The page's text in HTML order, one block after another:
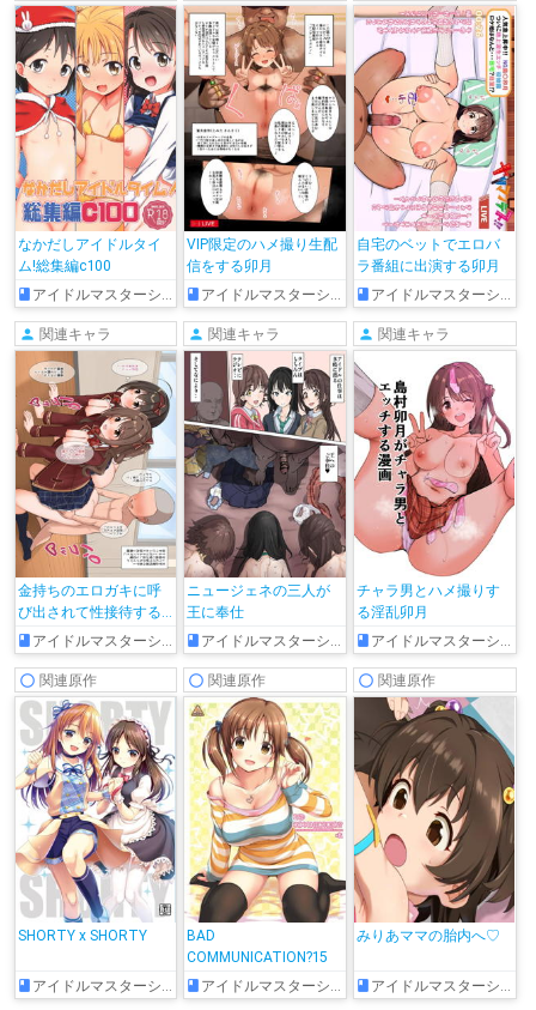
なかだしアイドルタイ
ム!総集編c100
アイドルマスターシンデレラガールズ
VIP限定のハメ撮り生配
信をする卯月
アイドルマスターシンデレラガールズ
自宅のベットでエロバ
ラ番組に出演する卯月
アイドルマスターシンデレラガールズ
関連キャラ
金持ちのエロガキに呼
び出されて性接待する
卯月と美穂
アイドルマスターシンデレラガールズ
関連キャラ
ニュージェネの三人が
王に奉仕
アイドルマスターシンデレラガールズ
関連キャラ
チャラ男とハメ撮りす
る淫乱卯月
アイドルマスターシンデレラガールズ
関連原作
SHORTY x SHORTY
アイドルマスターシンデレラガールズ
関連原作
BAD
COMMUNICATION?15
アイドルマスターシンデレラガールズ
関連原作
みりあママの胎内へ♡
アイドルマスターシンデレラガールズ